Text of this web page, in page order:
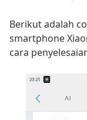
Berikut adalah
smartphone
cara